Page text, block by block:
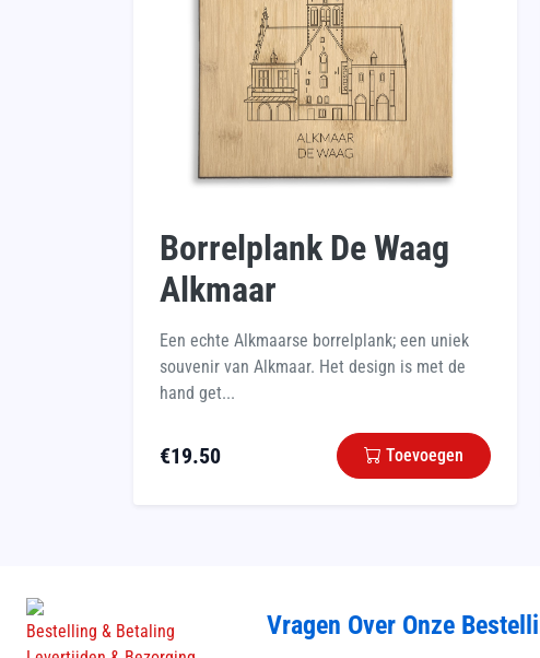
Borrelplank De Waag
Alkmaar
Een echte Alkmaarse borrelplank; een uniek
souvenir van Alkmaar. Het design is met de
hand get...
€19.50 Toevoegen
Bestelling & Betaling
Vragen Over Onze